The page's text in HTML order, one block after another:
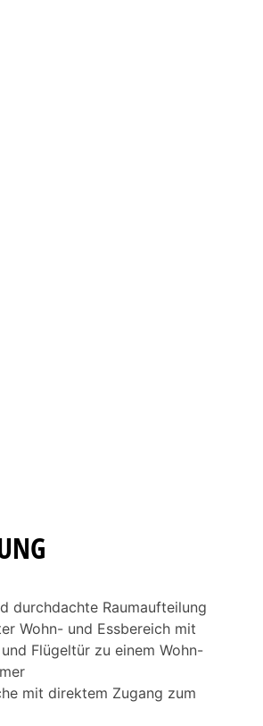
durchdachte Raumaufteilung
Wohn- und Essbereich mit
Flügeltür zu einem Wohn-
mit direktem Zugang zum